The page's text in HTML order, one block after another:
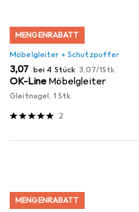
MENGENRABATT
Möbelgleiter + Schutzpuffer
EUR
3,07 bei 4 Stück EUR
3,07/1Stk.
OK-Line Möbelgleiter
Gleitnagel, 1 Stk.
2
MENGENRABATT